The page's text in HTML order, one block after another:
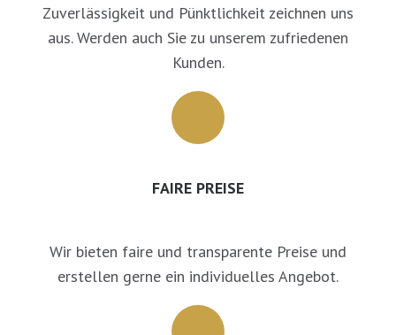
Zuverlässigkeit und Pünktlichkeit zeichnen uns
aus. Werden auch Sie zu unserem zufriedenen
Kunden.
FAIRE PREISE
Wir bieten faire und transparente Preise und
erstellen gerne ein individuelles Angebot.